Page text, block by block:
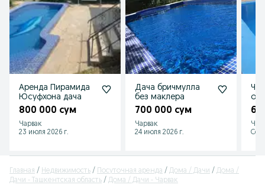
Аренда Пирамида
Юсуфхона дача
800 000 сум
Чарвак
23 июля 2026 г.
Дача бричмулла
без маклера
700 000 сум
Чарвак
24 июля 2026 г.
Главная Недвижимость Посуточная аренда Дома / Дачи
Дома /
Дачи - Ташкентская область
Дома / Дачи - Чарвак